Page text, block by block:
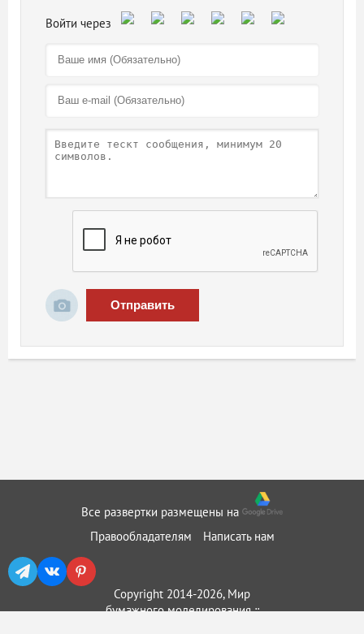
Отправить
Все развертки размещены на
Правообладателям
Написать нам
Copyright 2014-2026, Мир
бумажного моделирования ::